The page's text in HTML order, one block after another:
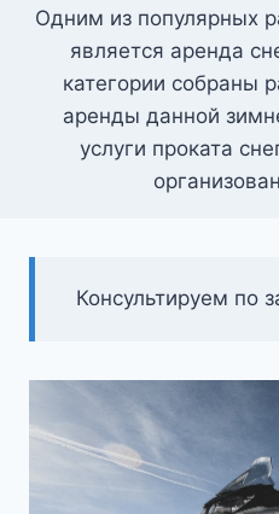
Одним из популярных
является аренда
категории собраны
аренды данной
услуги проката
Консультируем по